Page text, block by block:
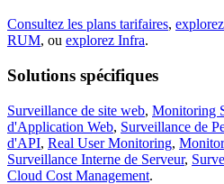
Consultez les plans tarifaires,
RUM, ou explorez Infra.
Solutions spécifiques
Surveillance de site web, Monitoring
d'Application Web, Surveillance de
d'API, Real User Monitoring,
Surveillance Interne de Serveur,
Cloud Cost Management.